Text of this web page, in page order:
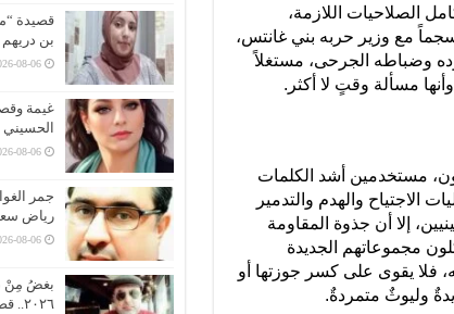
الصلاحيات اللازمة،
مع وزير حربه بني غانتس،
وضباطه الجرحى، مستغلاً
مسألة وقتٍ لا أكثر.
مستخدمين أشد الكلمات
والهدم والتدمير
إلا أن جذوة المقاومة
مجموعاتهم الجديدة
فلا يقوى على كسر جوزتها أو
وليوثٌ متمردةٌ.
قصيدة
بن دريهم
08-06
غيمة
الحسيني
08-06
جمر
رياض
08-06